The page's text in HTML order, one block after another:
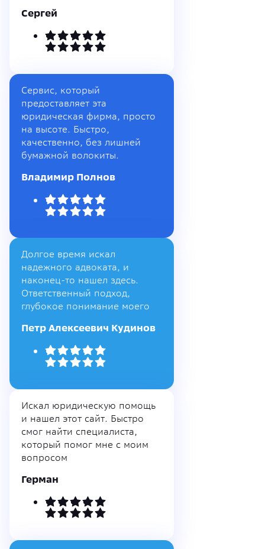
Сергей
Сервис, который
предоставляет эта
юридическая фирма, просто
на высоте. Быстро,
качественно, без лишней
бумажной волокиты.
Владимир Полнов
Долгое время искал
надежного адвоката, и
наконец-то нашел здесь.
Ответственный подход,
глубокое понимание моего
Петр Алексеевич Кудинов
Искал юридическую помощь
и нашел этот сайт. Быстро
смог найти специалиста,
который помог мне с моим
вопросом
Герман